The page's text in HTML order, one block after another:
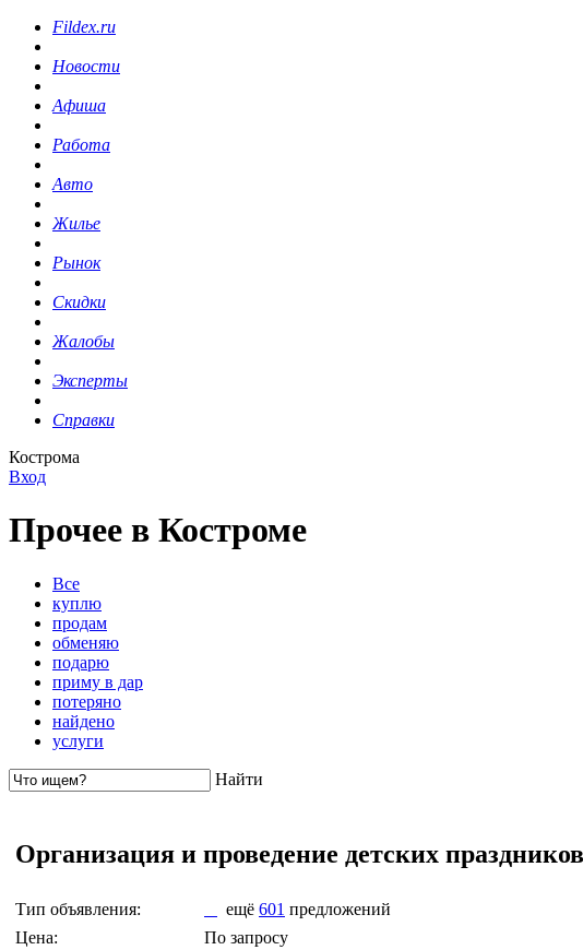
Fildex.ru
Новости
Афиша
Работа
Авто
Жилье
Рынок
Скидки
Жалобы
Эксперты
Справки
Кострома
Вход
Прочее в Костроме
Все
куплю
продам
обменяю
подарю
приму в дар
потеряно
найдено
услуги
Найти
Организация и проведение детских праздников
Тип объявления: ещё 601 предложений
Цена:
По запросу